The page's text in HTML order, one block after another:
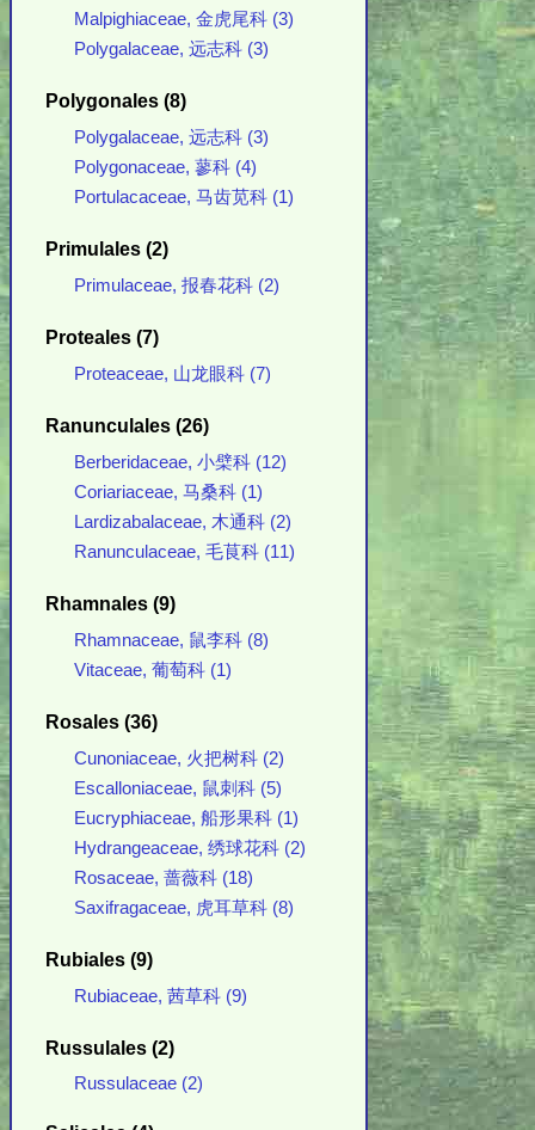
Malpighiaceae, 金虎尾科 (3)
Polygalaceae, 远志科 (3)
Polygonales (8)
Polygalaceae, 远志科 (3)
Polygonaceae, 蓼科 (4)
Portulacaceae, 马齿苋科 (1)
Primulales (2)
Primulaceae, 报春花科 (2)
Proteales (7)
Proteaceae, 山龙眼科 (7)
Ranunculales (26)
Berberidaceae, 小檗科 (12)
Coriariaceae, 马桑科 (1)
Lardizabalaceae, 木通科 (2)
Ranunculaceae, 毛茛科 (11)
Rhamnales (9)
Rhamnaceae, 鼠李科 (8)
Vitaceae, 葡萄科 (1)
Rosales (36)
Cunoniaceae, 火把树科 (2)
Escalloniaceae, 鼠刺科 (5)
Eucryphiaceae, 船形果科 (1)
Hydrangeaceae, 绣球花科 (2)
Rosaceae, 蔷薇科 (18)
Saxifragaceae, 虎耳草科 (8)
Rubiales (9)
Rubiaceae, 茜草科 (9)
Russulales (2)
Russulaceae (2)